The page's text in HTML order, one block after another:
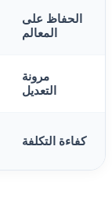
الحفاظ على
المعالم
مرونة
التعديل
كفاءة التكلفة